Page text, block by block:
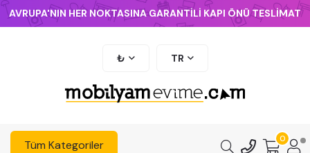
AVRUPA'NIN HER NOKTASINA GARANTİLİ KAPI ÖNÜ TESLİMAT
₺ TR
Tüm Kategoriler 0